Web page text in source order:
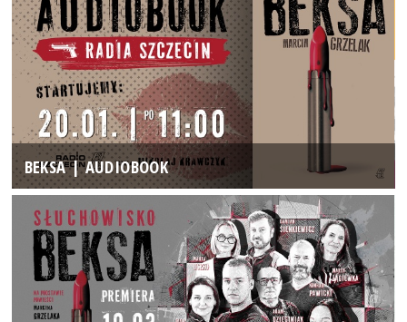
BEKSA | AUDIOBOOK